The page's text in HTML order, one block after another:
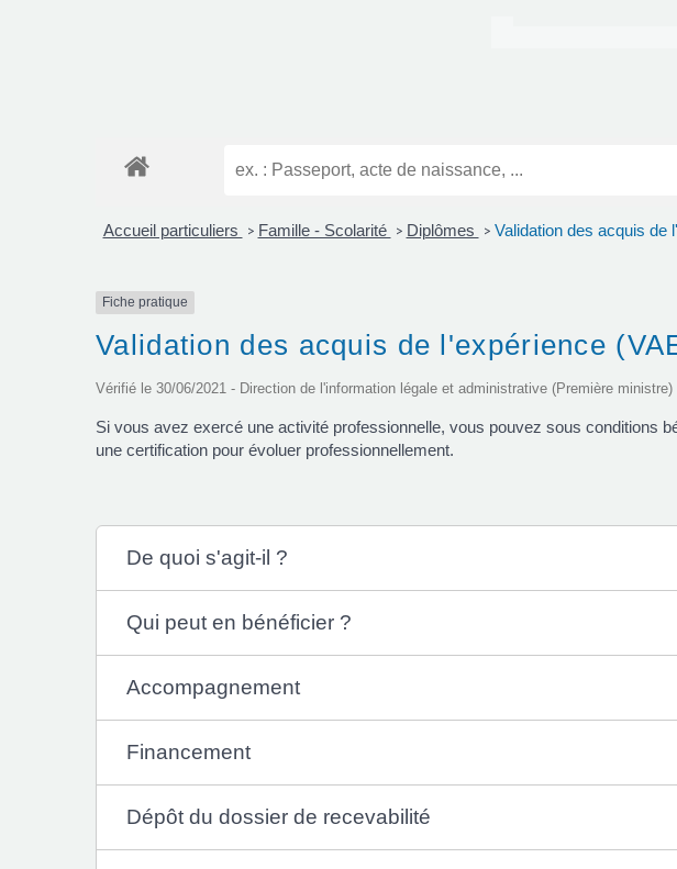
Accueil particuliers > Famille - Scolarité > Diplômes > Validation des acquis de
Fiche pratique
Validation des acquis de l'expérience
Vérifié le 30/06/2021 - Direction de l'information légale et administrative (Première ministre)
Si vous avez exercé une activité professionnelle, vous pouvez sous conditions
une certification pour évoluer professionnellement.
De quoi s'agit-il ?
Qui peut en bénéficier ?
Accompagnement
Financement
Dépôt du dossier de recevabilité